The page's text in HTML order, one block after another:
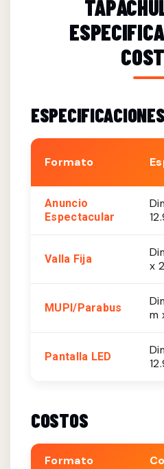
ESPECIFICACIONES
Formato
Anuncio
Espectacular
Valla Fija
x
MUPI/Parabus
m
Pantalla LED
COSTOS
Formato